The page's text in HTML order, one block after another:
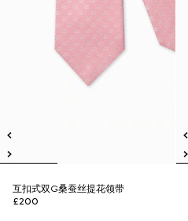
互扣式双G桑蚕丝提花领带
£200